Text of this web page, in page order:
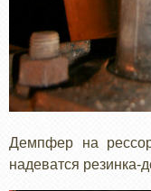
Демпфер на
надеватся